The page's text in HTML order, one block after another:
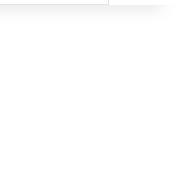
for